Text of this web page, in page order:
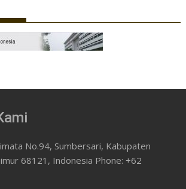
No.94, Sumbersari, Kabupaten
68121, Indonesia Phone: +62